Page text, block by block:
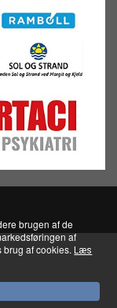
brugen af de
af
brug af cookies.Læs